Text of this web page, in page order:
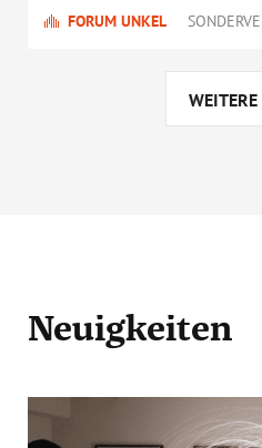
FORUM UNKEL
Neuigkeiten